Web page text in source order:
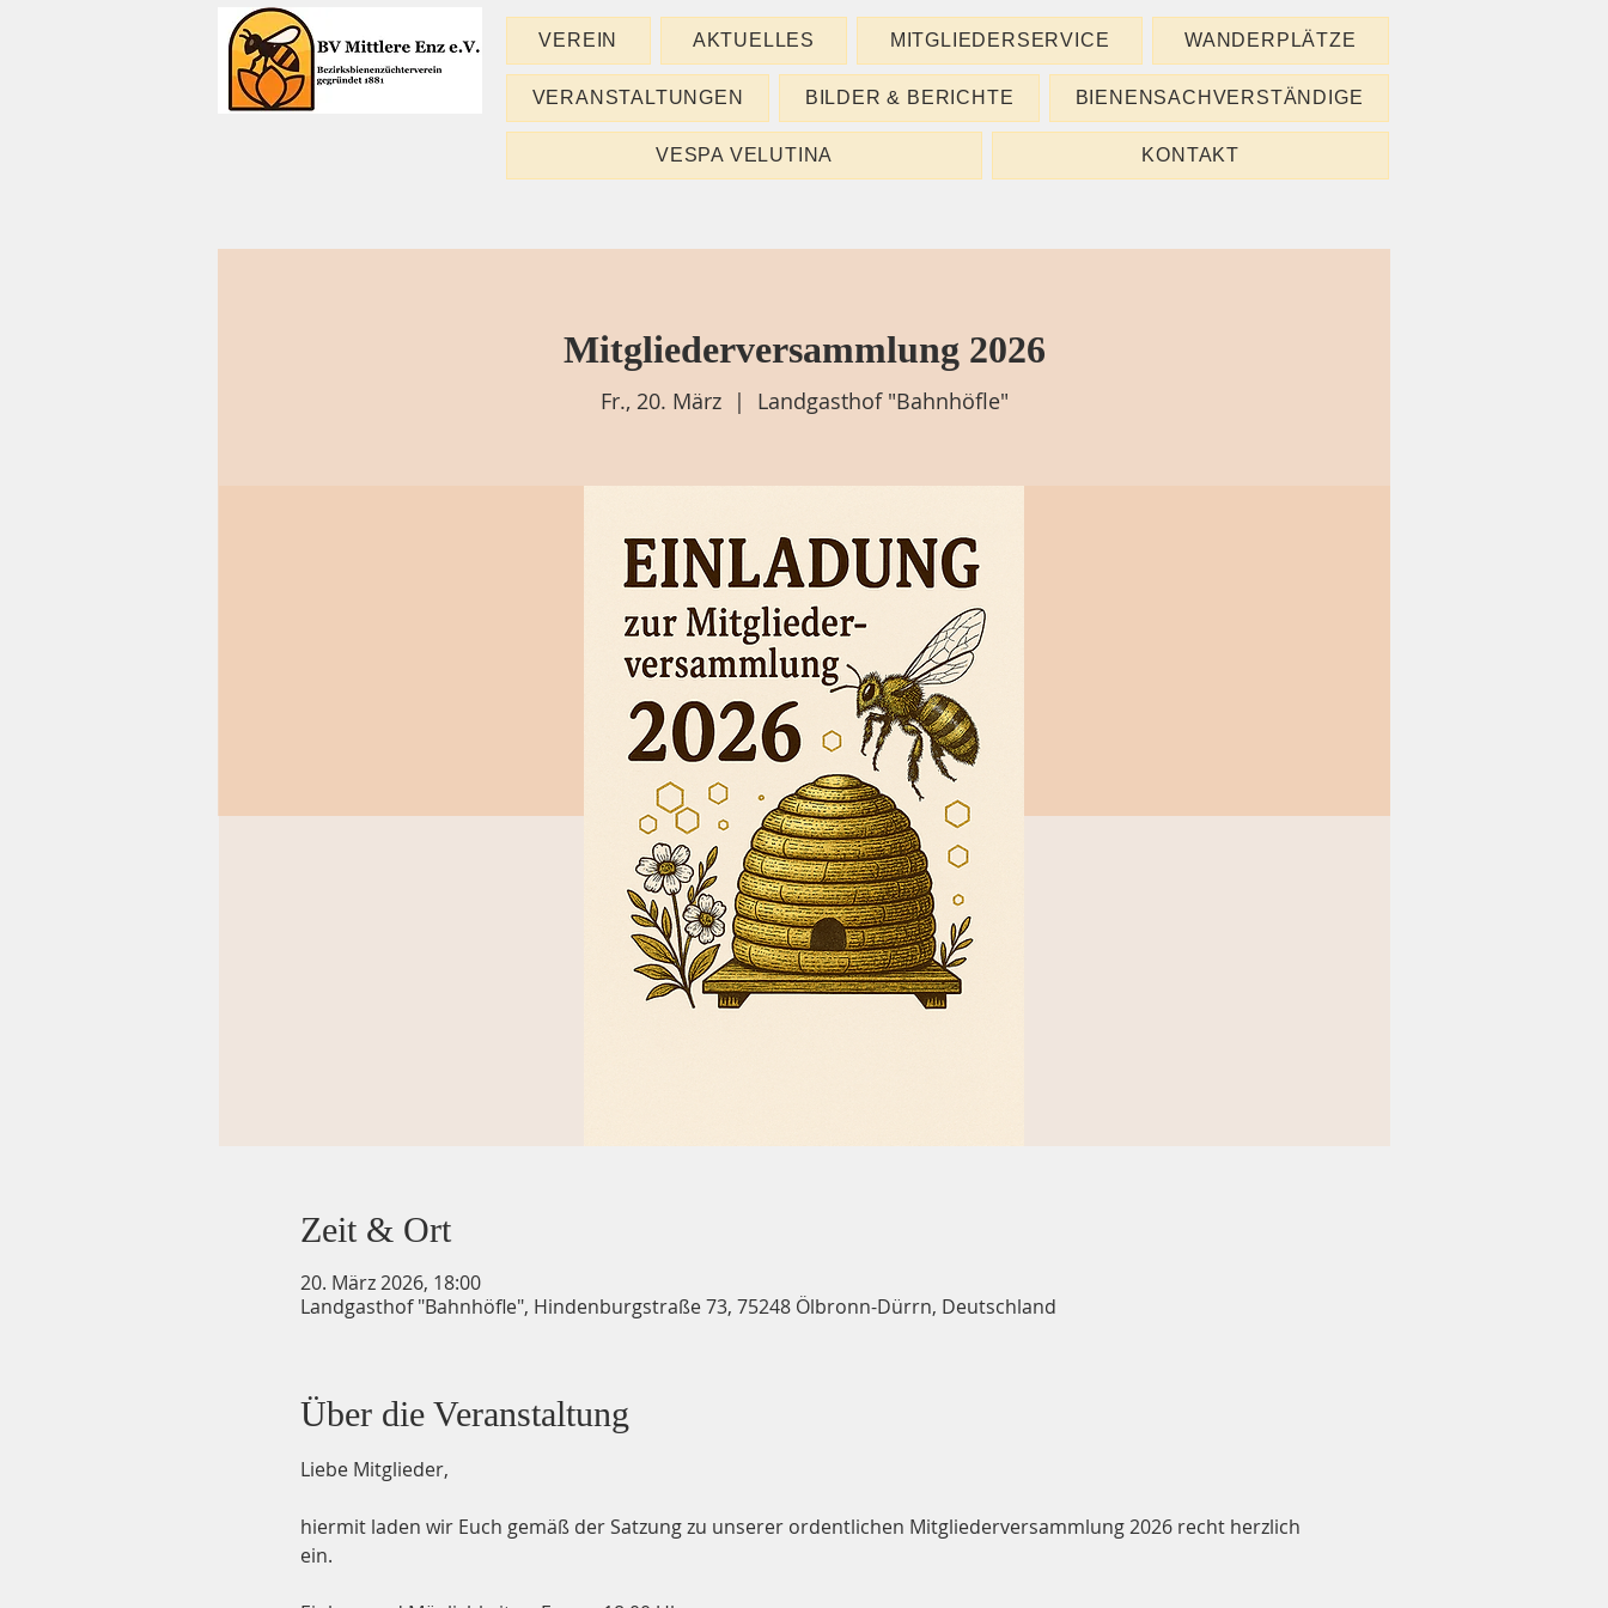
VEREIN AKTUELLES MITGLIEDERSERVICE WANDERPLÄTZE
VERANSTALTUNGEN BILDER & BERICHTE BIENENSACHVERSTÄNDIGE
VESPA VELUTINA KONTAKT
Mitgliederversammlung 2026
Fr., 20. März
  |
Landgasthof "Bahnhöfle"
Zeit & Ort
20. März 2026, 18:00
Landgasthof "Bahnhöfle", Hindenburgstraße 73, 75248 Ölbronn-Dürrn, Deutschland
Über die Veranstaltung
Liebe Mitglieder,
hiermit laden wir Euch gemäß der Satzung zu unserer ordentlichen Mitgliederversammlung 2026 recht herzlich
ein.